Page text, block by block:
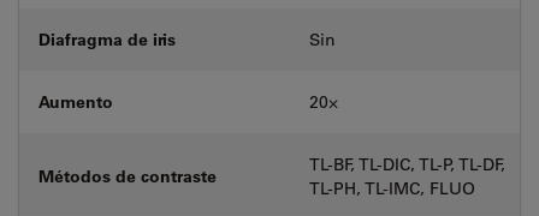
Diafragma de iris Sin
Aumento 20⨉
Métodos de contraste
TL-BF, TL-DIC, TL-P, TL-DF,
TL-PH, TL-IMC, FLUO